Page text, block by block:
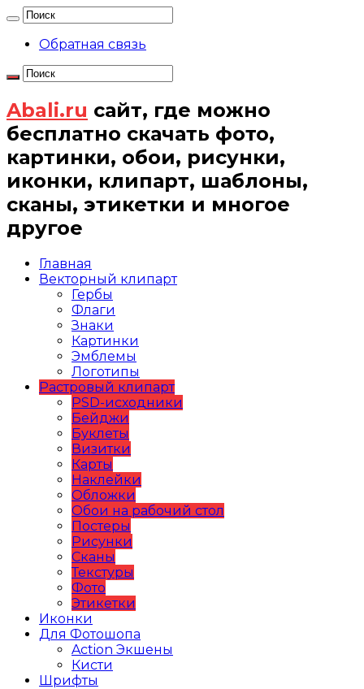
Обратная связь
Abali.ru сайт, где можно
бесплатно скачать фото,
картинки, обои, рисунки,
иконки, клипарт, шаблоны,
сканы, этикетки и многое
другое
Главная
Векторный клипарт
Гербы
Флаги
Знаки
Картинки
Эмблемы
Логотипы
Растровый клипарт
PSD-исходники
Бейджи
Буклеты
Визитки
Карты
Наклейки
Обложки
Обои на рабочий стол
Постеры
Рисунки
Сканы
Текстуры
Фото
Этикетки
Иконки
Для Фотошопа
Action Экшены
Кисти
Шрифты